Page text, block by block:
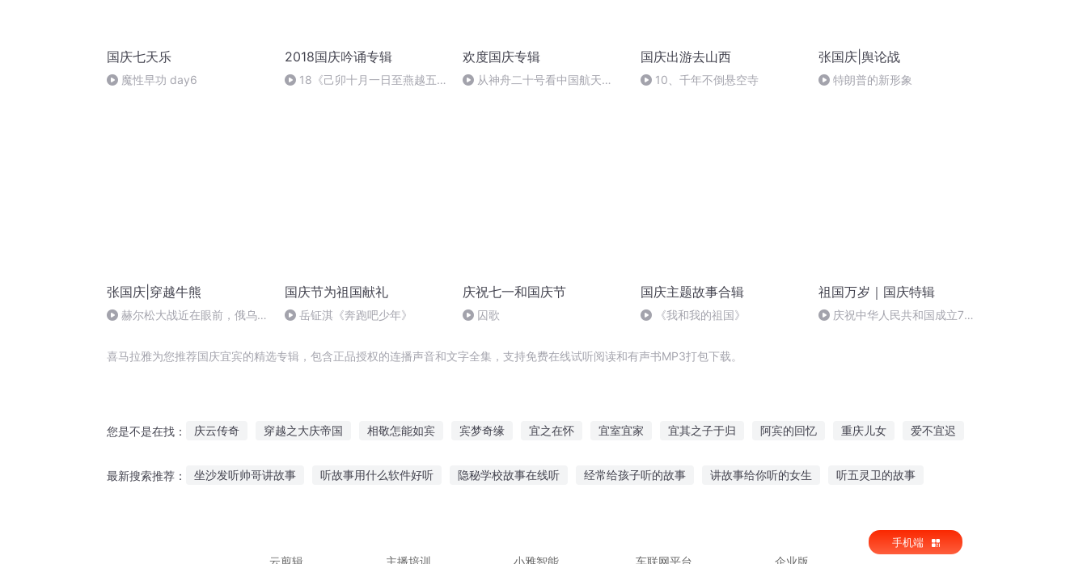
国庆七天乐
魔性早功 day6
2018国庆吟诵专辑
18《己卯十月一日至燕越五
欢度国庆专辑
从神舟二十号看中国航天
国庆出游去山西
10、千年不倒悬空寺
张国庆|舆论战
特朗普的新形象
张国庆|穿越牛熊
赫尔松大战近在眼前，俄乌冲
国庆节为祖国献礼
岳钲淇《奔跑吧少年》
庆祝七一和国庆节
囚歌
国庆主题故事合辑
《我和我的祖国》
祖国万岁｜国庆特辑
庆祝中华人民共和国成立73
喜马拉雅为您推荐国庆宜宾的精选专辑，包含正品授权的连播声音和文字全集，支持免费在线试听阅读和有声书MP3打包下载。
您是不是在找： 庆云传奇 穿越之大庆帝国 相敬怎能如宾 宾梦奇缘 宜之在怀 宜室宜家 宜其之子于归 阿宾的回忆 重庆儿女 爱不宜迟
最新搜索推荐： 坐沙发听帅哥讲故事 听故事用什么软件好听 隐秘学校故事在线听 经常给孩子听的故事 讲故事给你听的女生 听五灵卫的故事
云剪辑
主播培训 小雅智能 车联网平台 企业版
手机端